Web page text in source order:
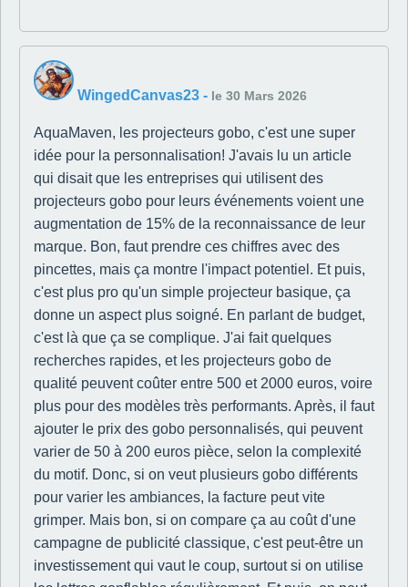
WingedCanvas23 - le 30 Mars 2026
AquaMaven, les projecteurs gobo, c'est une super
idée pour la personnalisation! J'avais lu un article
qui disait que les entreprises qui utilisent des
projecteurs gobo pour leurs événements voient une
augmentation de 15% de la reconnaissance de leur
marque. Bon, faut prendre ces chiffres avec des
pincettes, mais ça montre l'impact potentiel. Et puis,
c'est plus pro qu'un simple projecteur basique, ça
donne un aspect plus soigné. En parlant de budget,
c'est là que ça se complique. J'ai fait quelques
recherches rapides, et les projecteurs gobo de
qualité peuvent coûter entre 500 et 2000 euros, voire
plus pour des modèles très performants. Après, il faut
ajouter le prix des gobo personnalisés, qui peuvent
varier de 50 à 200 euros pièce, selon la complexité
du motif. Donc, si on veut plusieurs gobo différents
pour varier les ambiances, la facture peut vite
grimper. Mais bon, si on compare ça au coût d'une
campagne de publicité classique, c'est peut-être un
investissement qui vaut le coup, surtout si on utilise